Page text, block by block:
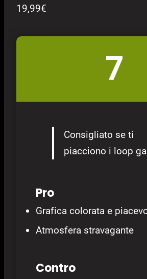
19,99€
7
Consigliato se ti
piacciono i loop
Pro
Grafica colorata e
Atmosfera stravagante
Contro